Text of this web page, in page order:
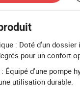
: Doté d'un dossier
pour un confort
Équipé d'une pompe
utilisation durable.